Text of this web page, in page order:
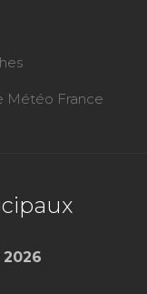
Météo France